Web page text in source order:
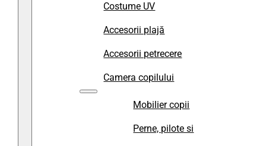
Costume UV
Accesorii plajă
Accesorii petrecere
Camera copilului
Mobilier copii
Perne, pilote si